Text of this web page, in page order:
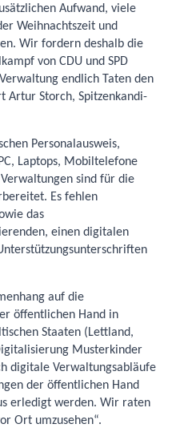
Aufwand, viele
Weihnachtszeit und
Wir fordern deshalb die
von CDU und SPD
endlich Taten den
Artur Storch, Spitzenkandi­
Personalausweis,
Laptops, Mobiltelefone
sind für die
Es fehlen
das
einen digitalen
auf die
öffentlichen Hand in
Staaten (Lettland,
Musterkinder
digitale Verwaltungsabläufe
der öffentlichen Hand
erledigt werden. Wir raten
Ort umzusehen“.